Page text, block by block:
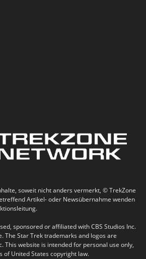
soweit nicht anders vermerkt, © TrekZone
Artikel- oder Newsübernahme wenden
sponsored or affiliated with CBS Studios Inc.
The Star Trek trademarks and logos are
This website is intended for personal use only,
of United States copyright law.